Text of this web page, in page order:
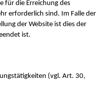
für die Erreichung des
erforderlich sind. Im Falle der
der Website ist dies der
ist.
(vgl. Art. 30,